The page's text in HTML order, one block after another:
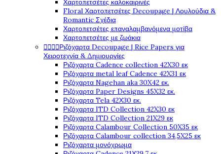
Χαρτοπετσέτες καλοκαιρινές
Floral Χαρτοπετσέτες Decoupage | Λουλούδια &
Romantic Σχέδια
Χαρτοπετσέτες επαναλαμβανόμενα μοτίβα
Χαρτοπετσέτες με ζωάκια
Ριζόχαρτα Decoupage | Rice Papers για
Χειροτεχνία & Δημιουργίες
Ριζόχαρτα Cadence collection 42X30 εκ
Ριζόχαρτα metal leaf Cadence 42X31 εκ
Ριζόχαρτα Nagehan aka 30X42 εκ.
Ριζόχαρτα Paper Designs 45X32 εκ.
Ριζόχαρτα Tela 42Χ30 εκ.
Ριζόχαρτα ITD Collection 42X30 εκ
Ριζόχαρτα ITD Collection 21X29 εκ
Ριζόχαρτα Calambour Collection 50X35 εκ
Ριζόχαρτα Calambour collection 34,5X25 εκ
Ριζόχαρτα μονόχρωμα